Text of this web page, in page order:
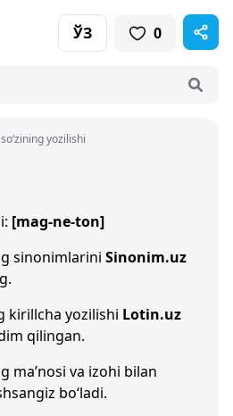
ЎЗ 0
so‘zining yozilishi
[mag-ne-ton]
sinonimlarini Sinonim.uz
kirillcha yozilishi Lotin.uz
qilingan.
ma’nosi va izohi bilan
bo‘ladi.